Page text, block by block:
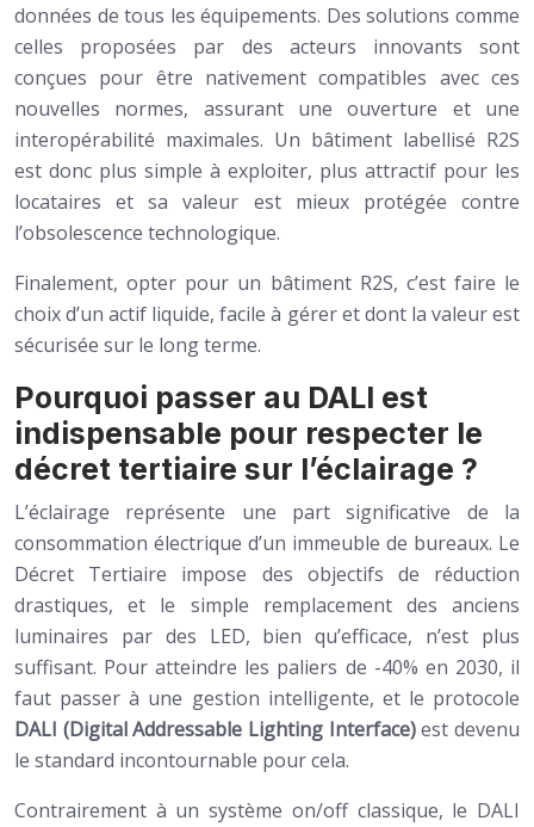
données de tous les équipements. Des solutions comme
celles proposées par des acteurs innovants sont
conçues pour être nativement compatibles avec ces
nouvelles normes, assurant une ouverture et une
interopérabilité maximales. Un bâtiment labellisé R2S
est donc plus simple à exploiter, plus attractif pour les
locataires et sa valeur est mieux protégée contre
l’obsolescence technologique.
Finalement, opter pour un bâtiment R2S, c’est faire le
choix d’un actif liquide, facile à gérer et dont la valeur est
sécurisée sur le long terme.
Pourquoi passer au DALI est
indispensable pour respecter le
décret tertiaire sur l’éclairage ?
L’éclairage représente une part significative de la
consommation électrique d’un immeuble de bureaux. Le
Décret Tertiaire impose des objectifs de réduction
drastiques, et le simple remplacement des anciens
luminaires par des LED, bien qu’efficace, n’est plus
suffisant. Pour atteindre les paliers de -40% en 2030, il
faut passer à une gestion intelligente, et le protocole
DALI (Digital Addressable Lighting Interface)est devenu
le standard incontournable pour cela.
Contrairement à un système on/off classique, le DALI